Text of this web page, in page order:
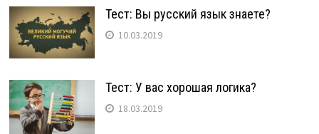
Тест: Вы русский язык знаете?
10.03.2019
Тест: У вас хорошая логика?
18.03.2019